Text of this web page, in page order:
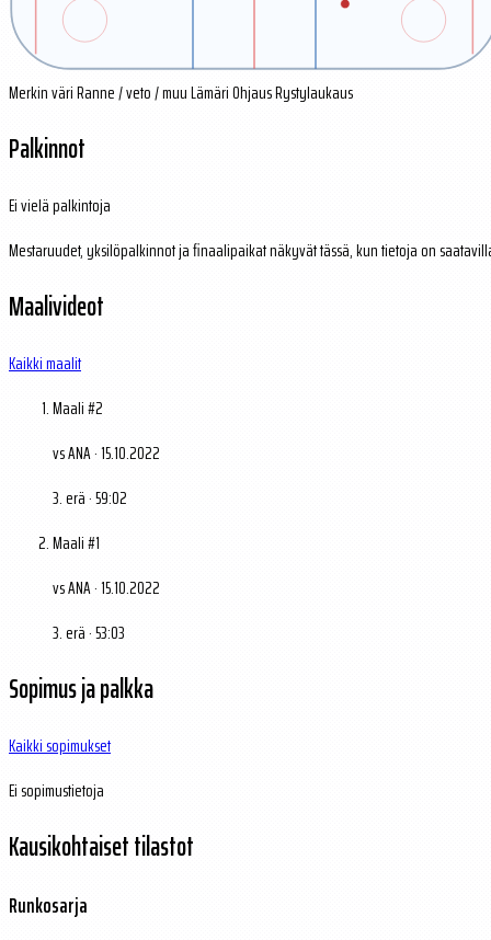
Merkin väriRanne / veto / muuLämäriOhjausRystylaukaus
Palkinnot
Ei vielä palkintoja
Mestaruudet, yksilöpalkinnot ja finaalipaikat näkyvät tässä, kun tietoja on
Maalivideot
Kaikki maalit
Maali #2
vs ANA · 15.10.2022
3. erä · 59:02
Maali #1
vs ANA · 15.10.2022
3. erä · 53:03
Sopimus ja palkka
Kaikki sopimukset
Ei sopimustietoja
Kausikohtaiset tilastot
Runkosarja